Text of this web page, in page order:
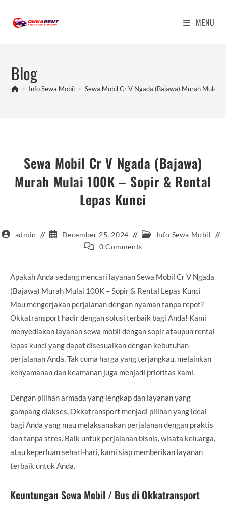
content
MENU
Blog
> Info Sewa Mobil > Sewa Mobil Cr V Ngada (Bajawa) Murah Mulai
Sewa Mobil Cr V Ngada (Bajawa)
Murah Mulai 100K – Sopir & Rental
Lepas Kunci
Postadmin
Post
published:
December 25, 2024
Post Info Sewa Mobil
Post 0 Comments
Apakah Anda sedang mencari layanan Sewa Mobil Cr V Ngada
(Bajawa) Murah Mulai 100K – Sopir & Rental Lepas Kunci
Mau mengerjakan perjalanan dengan nyaman tanpa repot?
Okkatransport hadir dengan solusi terbaik bagi Anda! Kami
menyediakan layanan sewa mobil dengan sopir ataupun rental
lepas kunci yang dapat disesuaikan dengan kebutuhan
perjalanan Anda. Tak cuma harga yang terjangkau, melainkan
kenyamanan dan keamanan juga menjadi prioritas kami.
Dengan pilihan armada yang lengkap dan layanan yang
gampang diakses, Okkatransport menjadi pilihan yang ideal
bagi Anda yang mau melaksanakan perjalanan dengan praktis
dan tanpa stres. Baik untuk perjalanan bisnis, wisata keluarga,
atau keperluan sehari-hari, kami siap memberikan layanan
terbaik untuk Anda.
Keuntungan Sewa Mobil / Bus di Okkatransport